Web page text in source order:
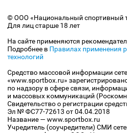
© ООО «Национальный спортивный
Для лиц старше 18 лет
На сайте применяются
Подробнее в Правилах применения
технологий
Средство массовой информации
«www.sportbox.ru»
по надзору в сфере связи,
и массовых коммуникаций
Свидетельство о регистрации
Эл № ФС77-72613 от 04.04.2018
Название — www.sportbox.ru
Учредитель (соучредители) СМИ